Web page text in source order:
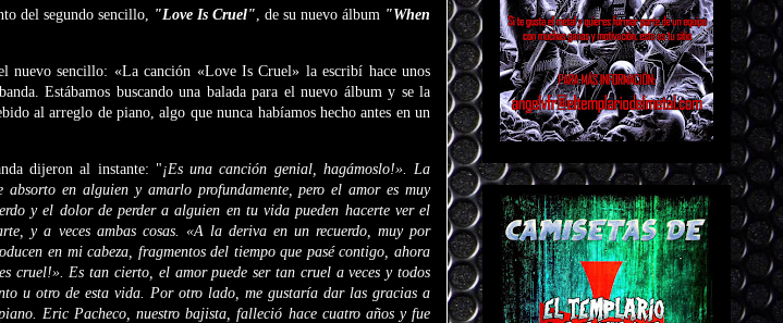
del segundo sencillo, "Love Is Cruel", de su nuevo álbum "When
nuevo sencillo: «La canción «Love Is Cruel» la escribí hace unos
Estábamos buscando una balada para el nuevo álbum y se la
al arreglo de piano, algo que nunca habíamos hecho antes en un
dijeron al instante: "¡Es una canción genial, hagámoslo!». La
absorto en alguien y amarlo profundamente, pero el amor es muy
y el dolor de perder a alguien en tu vida pueden hacerte ver el
y a veces ambas cosas. «A la deriva en un recuerdo, muy por
en mi cabeza, fragmentos del tiempo que pasé contigo, ahora
cruel!». Es tan cierto, el amor puede ser tan cruel a veces y todos
u otro de esta vida. Por otro lado, me gustaría dar las gracias a
Eric Pacheco, nuestro bajista, falleció hace cuatro años y fue